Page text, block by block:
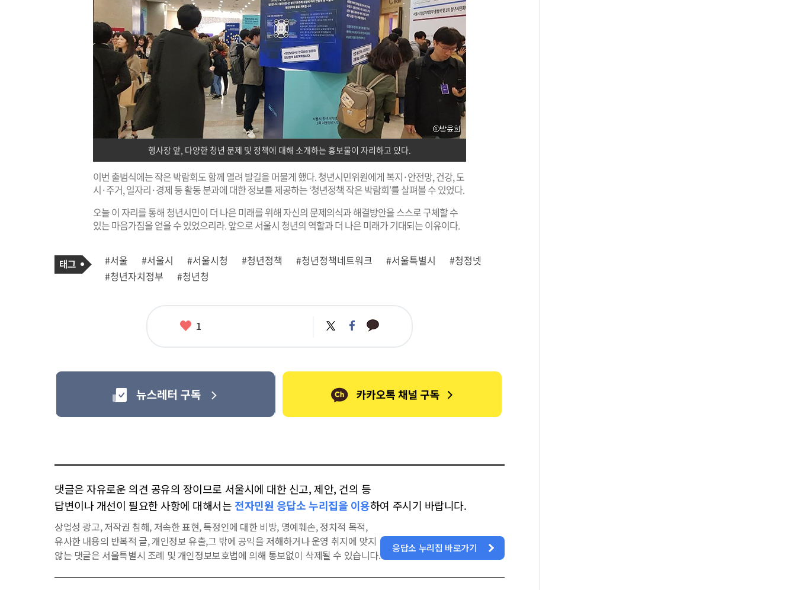
행사장 앞, 다양한 청년 문제 및 정책에 대해 소개하는 홍보물이 자리하고 있다.
이번 출범식에는 작은 박람회도 함께 열려 발길을 머물게 했다. 청년시민위원에게 복지·안전망, 건강, 도
시·주거, 일자리·경제 등 활동 분과에 대한 정보를 제공하는 ‘청년정책 작은 박람회’를 살펴볼 수 있었다.
오늘 이 자리를 통해 청년시민이 더 나은 미래를 위해 자신의 문제의식과 해결방안을 스스로 구체할 수
있는 마음가짐을 얻을 수 있었으리라. 앞으로 서울시 청년의 역할과 더 나은 미래가 기대되는 이유이다.
사
관
련
태
그
#서울 #서울시 #서울시청 #청년정책 #청년정책네트워크 #서울특별시
#청정넷
#청년자치정부
#청년청
좋
1 트
위
페
이
카
카
댓글은 자유로운 의견 공유의 장이므로 서울시에 대한 신고, 제안, 건의 등
답변이나 개선이 필요한 사항에 대해서는 전자민원 응답소 누리집을 이용하여 주시기 바랍니다.
상업성 광고, 저작권 침해, 저속한 표현, 특정인에 대한 비방, 명예훼손, 정치적 목적,
유사한 내용의 반복적 글, 개인정보 유출,그 밖에 공익을 저해하거나 운영 취지에 맞지
않는 댓글은 서울특별시 조례 및 개인정보보호법에 의해 통보없이 삭제될 수 있습니다.
응답소 누리집 바로가기